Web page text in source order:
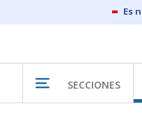
SECCIONES